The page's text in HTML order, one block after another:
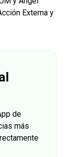
Externa y
de
más